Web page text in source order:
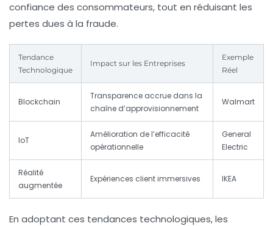
confiance des consommateurs, tout en réduisant les
pertes dues à la fraude.
Tendance
Technologique
Impact sur les Entreprises
Exemple
Réel
Blockchain
Transparence accrue dans la
chaîne d’approvisionnement
Walmart
IoT
Amélioration de l’efficacité
opérationnelle
General
Electric
Réalité
augmentée
Expériences client immersives IKEA
En adoptant ces tendances technologiques, les